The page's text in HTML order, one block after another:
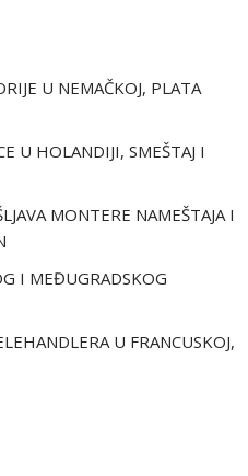
U NEMAČKOJ, PLATA
U HOLANDIJI, SMEŠTAJ I
MONTERE NAMEŠTAJA I
I MEĐUGRADSKOG
U FRANCUSKOJ,